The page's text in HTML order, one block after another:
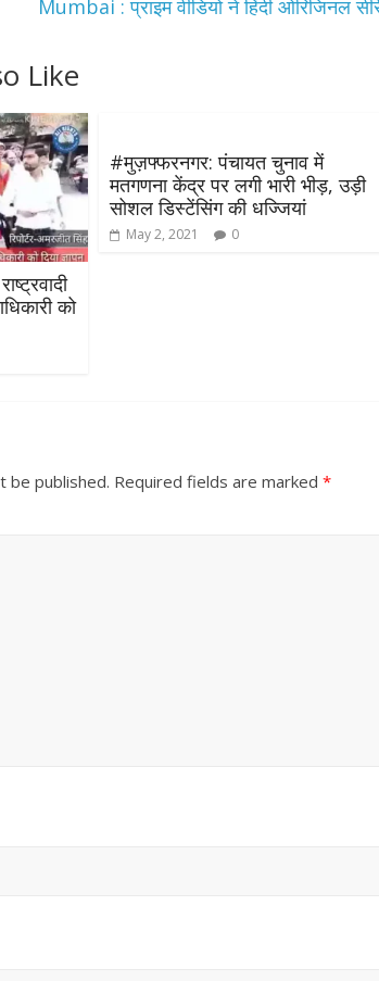
Mumbai : प्राइम वीडियो ने हिंदी ओरिजिनल
Like
को
#मुज़फ्फरनगर​: पंचायत चुनाव में
मतगणना केंद्र पर लगी भारी भीड़, उड़ी
सोशल डिस्टेंसिंग की धज्जियां
May 2, 2021 0
be published. Required fields are marked *